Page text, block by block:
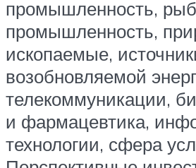
промышленность,
промышленность,
ископаемые,
возобновляемой
телекоммуникации,
и фармацевтика,
технологии, сфера